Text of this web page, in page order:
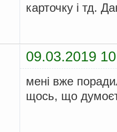
карточку і тд.
09.03.2019
мені вже
щось, що